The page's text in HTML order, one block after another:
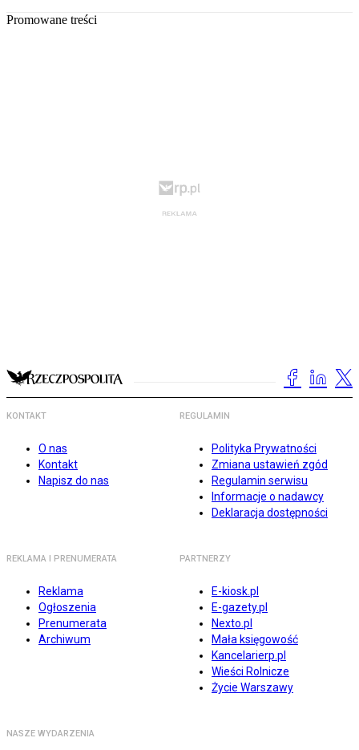
Promowane treści
KONTAKT
O nas
Kontakt
Napisz do nas
REGULAMIN
Polityka Prywatności
Zmiana ustawień zgód
Regulamin serwisu
Informacje o nadawcy
Deklaracja dostępności
REKLAMA I PRENUMERATA
Reklama
Ogłoszenia
Prenumerata
Archiwum
PARTNERZY
E-kiosk.pl
E-gazety.pl
Nexto.pl
Mała księgowość
Kancelarierp.pl
Wieści Rolnicze
Życie Warszawy
NASZE WYDARZENIA